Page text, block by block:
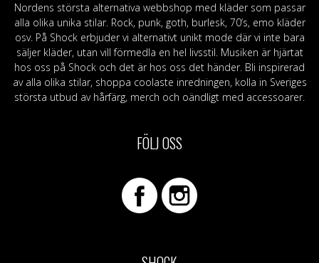
Nordens största alternativa webbshop med kläder som passar
alla olika unika stilar. Rock, punk, goth, burlesk, 70’s, emo kläder
osv. På Shock erbjuder vi alternativt unikt mode där vi inte bara
säljer kläder, utan vill förmedla en hel livsstil. Musiken är hjärtat
hos oss på Shock och det är hos oss det händer. Bli inspirerad
av alla olika stilar, shoppa coolaste inredningen, kolla in Sveriges
största utbud av hårfärg, merch och oändligt med accessoarer.
FÖLJ OSS